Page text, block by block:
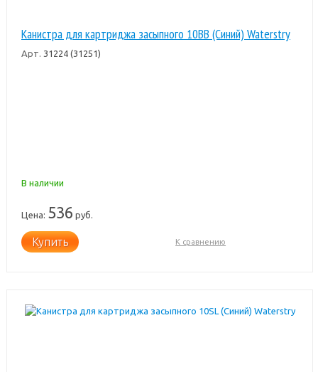
Канистра для картриджа засыпного 10BB (Синий) Waterstry
Арт. 31224 (31251)
В наличии
Цена: 536 руб.
Купить К сравнению